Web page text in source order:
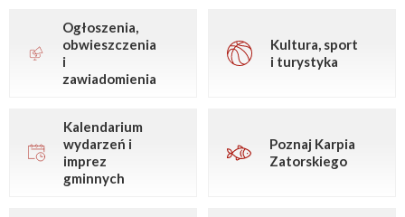
Ogłoszenia,
obwieszczenia
i
zawiadomienia
Kultura, sport
i turystyka
Kalendarium
wydarzeń i
imprez
gminnych
Poznaj Karpia
Zatorskiego